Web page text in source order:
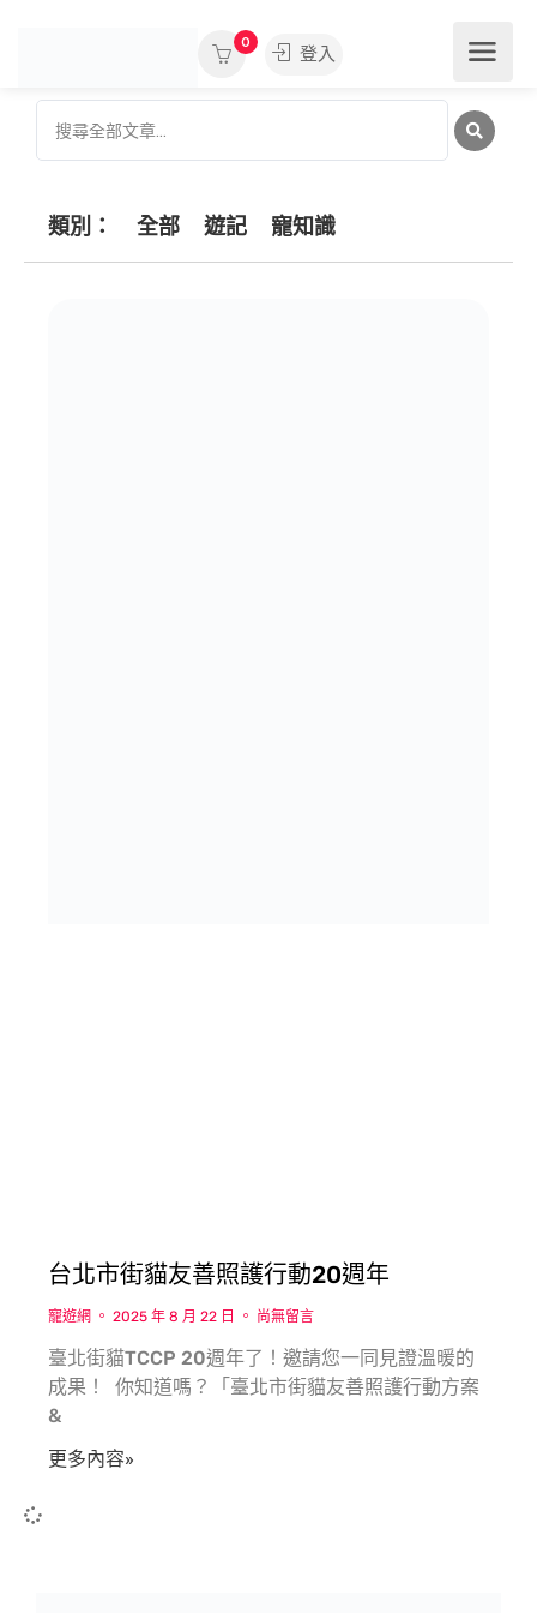
0
登入
類別： 全部 遊記 寵知識
台北市街貓友善照護行動20週年
寵遊網 2025 年 8 月 22 日 尚無留言
臺北街貓TCCP 20週年了！邀請您一同見證溫暖的
成果！ 你知道嗎？「臺北市街貓友善照護行動方案
&
更多內容»